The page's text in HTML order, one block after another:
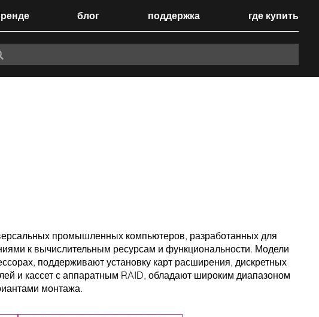
блог поддержка где купить
промышленных компьютеров, разработанных для
к вычислительным ресурсам и функциональности. Модели
поддерживают установку карт расширения, дискретных
и кассет с аппаратным RAID, обладают широким диапазоном
монтажа.